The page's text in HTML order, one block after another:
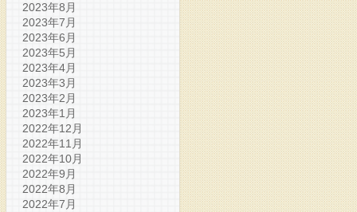
2023年8月
2023年7月
2023年6月
2023年5月
2023年4月
2023年3月
2023年2月
2023年1月
2022年12月
2022年11月
2022年10月
2022年9月
2022年8月
2022年7月